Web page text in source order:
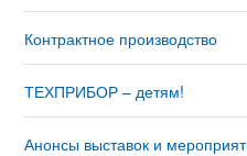
Контрактное производство
ТЕХПРИБОР – детям!
Анонсы выставок и